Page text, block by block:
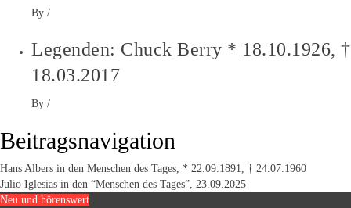
By /
Legenden: Chuck Berry * 18.10.1926, †
18.03.2017
By /
Beitragsnavigation
Hans Albers in den Menschen des Tages, * 22.09.1891, † 24.07.1960
Julio Iglesias in den “Menschen des Tages”, 23.09.2025
Neu und hörenswert